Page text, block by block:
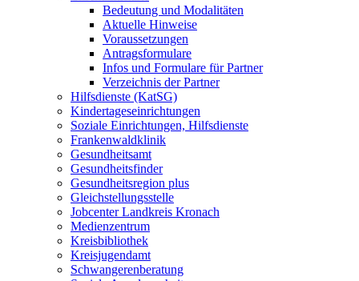
Bedeutung und Modalitäten
Aktuelle Hinweise
Voraussetzungen
Antragsformulare
Infos und Formulare für Partner
Verzeichnis der Partner
Hilfsdienste (KatSG)
Kindertageseinrichtungen
Soziale Einrichtungen, Hilfsdienste
Frankenwaldklinik
Gesundheitsamt
Gesundheitsfinder
Gesundheitsregion plus
Gleichstellungsstelle
Jobcenter Landkreis Kronach
Medienzentrum
Kreisbibliothek
Kreisjugendamt
Schwangerenberatung